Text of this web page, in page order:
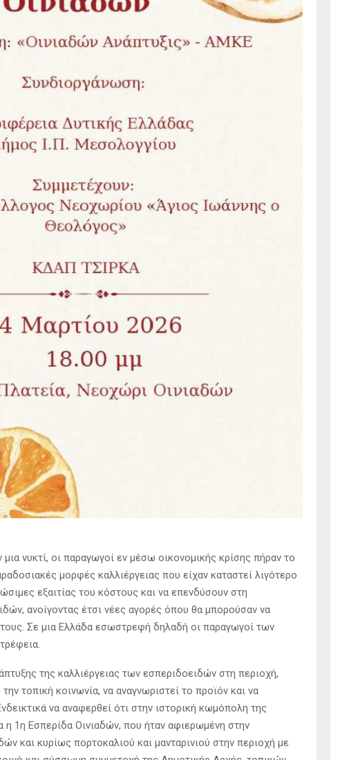
νυκτί, οι παραγωγοί εν μέσω οικονομικής κρίσης πήραν το
μορφές καλλιέργειας που είχαν καταστεί λιγότερο
εξαιτίας του κόστους και να επενδύσουν στη
ανοίγοντας έτσι νέες αγορές όπου θα μπορούσαν να
Σε μια Ελλάδα εσωστρεφή δηλαδή οι παραγωγοί των
της καλλιέργειας των εσπεριδοειδών στη περιοχή,
τοπική κοινωνία, να αναγνωριστεί το προϊόν και να
να αναφερθεί ότι στην ιστορική κωμόπολη της
1η Εσπερίδα Οινιαδών, που ήταν αφιερωμένη στην
και κυρίως πορτοκαλιού και μανταρινιού στην περιοχή με